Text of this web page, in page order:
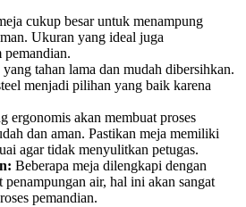
cukup besar untuk menampung
Ukuran yang ideal juga
pemandian.
tahan lama dan mudah dibersihkan.
menjadi pilihan yang baik karena
ergonomis akan membuat proses
dan aman. Pastikan meja memiliki
agar tidak menyulitkan petugas.
Beberapa meja dilengkapi dengan
penampungan air, hal ini akan sangat
pemandian.